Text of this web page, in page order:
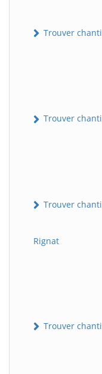
Trouver
Trouver
Trouver
Rignat
Trouver